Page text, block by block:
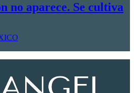
no aparece. Se cultiva